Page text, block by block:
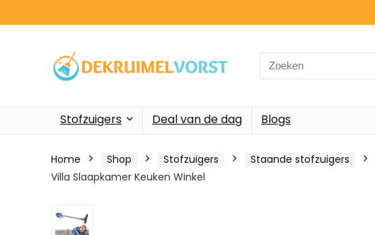
Search
for:
Stofzuigers Deal van de dag Blogs
Home Shop Stofzuigers Staande stofzuigers
Villa Slaapkamer Keuken Winkel